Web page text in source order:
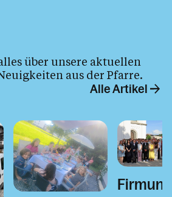
über unsere aktuellen
aus der Pfarre.
Alle Artikel